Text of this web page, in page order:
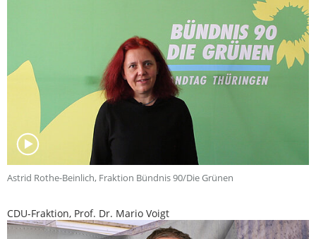
Astrid Rothe-Beinlich, Fraktion Bündnis 90/Die Grünen
CDU-Fraktion, Prof. Dr. Mario Voigt